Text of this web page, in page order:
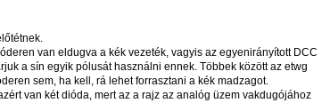
van eldugva a kék vezeték, vagyis az egyenirányított DCC
a sín egyik pólusát használni ennek. Többek között az etwg
sem, ha kell, rá lehet forrasztani a kék madzagot.
van két dióda, mert az a rajz az analóg üzem vakdugójához